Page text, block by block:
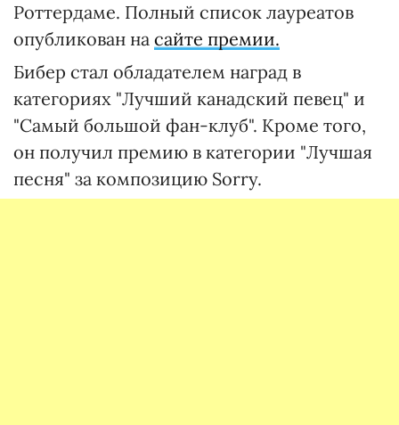
Роттердаме. Полный список лауреатов
опубликован на сайте премии.
Бибер стал обладателем наград в
категориях "Лучший канадский певец" и
"Самый большой фан-клуб". Кроме того,
он получил премию в категории "Лучшая
песня" за композицию Sorry.